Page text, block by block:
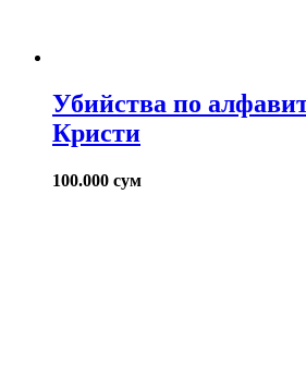
Убийства по
Кристи
100.000 сум